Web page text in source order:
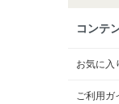
コンテ
お気に入
ご利用ガ